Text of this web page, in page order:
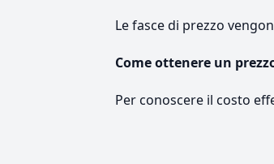
Le fasce di prezzo
Come ottenere un
Per conoscere il costo